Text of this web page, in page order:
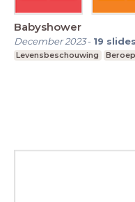
Babyshower
December 2023- 19 slides
Levensbeschouwing